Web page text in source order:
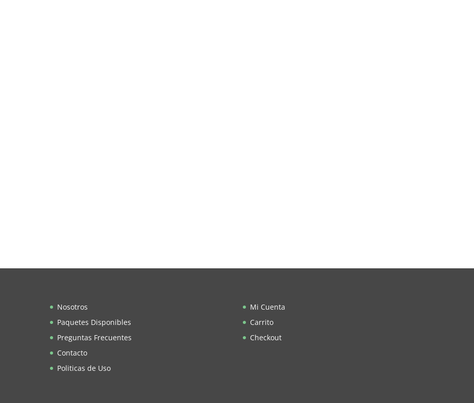
Nosotros
Paquetes Disponibles
Preguntas Frecuentes
Contacto
Politicas de Uso
Mi Cuenta
Carrito
Checkout